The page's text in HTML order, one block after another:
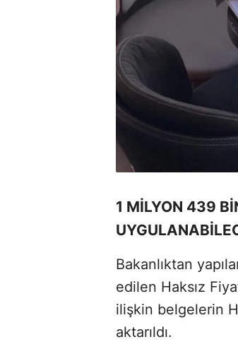
1 MİLYON 439
Bakanlıktan
edilen Haksız
ilişkin belgelerin
aktarıldı.